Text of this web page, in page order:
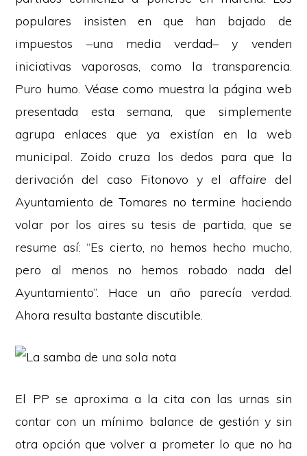
populares insisten en que han bajado de
impuestos –una media verdad– y venden
iniciativas vaporosas, como la transparencia.
Puro humo. Véase como muestra la página web
presentada esta semana, que simplemente
agrupa enlaces que ya existían en la web
municipal. Zoido cruza los dedos para que la
derivación del caso Fitonovo y el affaire del
Ayuntamiento de Tomares no termine haciendo
volar por los aires su tesis de partida, que se
resume así: “Es cierto, no hemos hecho mucho,
pero al menos no hemos robado nada del
Ayuntamiento”. Hace un año parecía verdad.
Ahora resulta bastante discutible.
El PP se aproxima a la cita con las urnas sin
contar con un mínimo balance de gestión y sin
otra opción que volver a prometer lo que no ha